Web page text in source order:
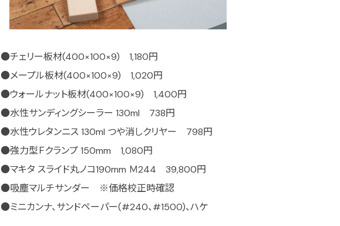
●チェリー板材(400×100×9) 1,180円
●メープル板材(400×100×9) 1,020円
●ウォールナット板材(400×100×9) 1,400円
●水性サンディングシーラー 130ml 738円
●水性ウレタンニス 130ml つや消しクリヤー 798円
●強力型Ｆクランプ 150mm 1,080円
●マキタ スライド丸ノコ190mm Ｍ244 39,800円
●吸塵マルチサンダー ※価格校正時確認
●ミニカンナ、サンドペーパー(#240、#1500)、ハケ